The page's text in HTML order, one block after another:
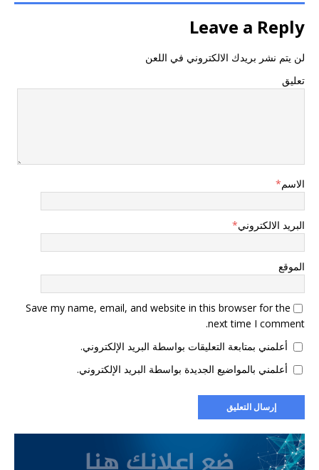
Leave a Reply
لن يتم نشر بريدك الالكتروني في اللعن
تعليق
الاسم*
البريد الالكتروني*
الموقع
Save my name, email, and website in this browser for the
next time I comment.
أعلمني بمتابعة التعليقات بواسطة البريد الإلكتروني.
أعلمني بالمواضيع الجديدة بواسطة البريد الإلكتروني.